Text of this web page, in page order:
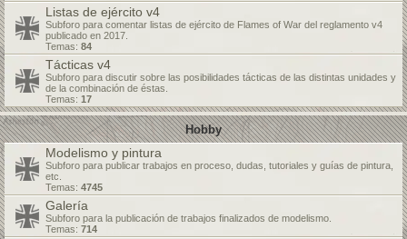
Listas de ejército v4
Subforo para comentar listas de ejército de Flames of War del reglamento v4
publicado en 2017.
Temas: 84
Tácticas v4
Subforo para discutir sobre las posibilidades tácticas de las distintas unidades y
de la combinación de éstas.
Temas: 17
Hobby
Modelismo y pintura
Subforo para publicar trabajos en proceso, dudas, tutoriales y guías de pintura,
etc.
Temas: 4745
Galería
Subforo para la publicación de trabajos finalizados de modelismo.
Temas: 714